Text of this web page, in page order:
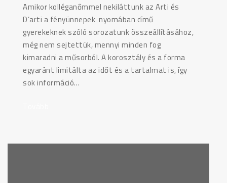
Amikor kolléganőmmel nekiláttunk az Arti és
D’arti a fényünnepek nyomában című
gyerekeknek szóló sorozatunk összeállításához,
még nem sejtettük, mennyi minden fog
kimaradni a műsorból. A korosztály és a forma
egyaránt limitálta az időt és a tartalmat is, így
sok információ…
D’Arti